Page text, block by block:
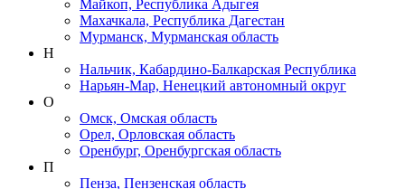
Майкоп, Республика Адыгея
Махачкала, Республика Дагестан
Мурманск, Мурманская область
Н
Нальчик, Кабардино-Балкарская Республика
Нарьян-Мар, Ненецкий автономный округ
О
Омск, Омская область
Орел, Орловская область
Оренбург, Оренбургская область
П
Пенза, Пензенская область